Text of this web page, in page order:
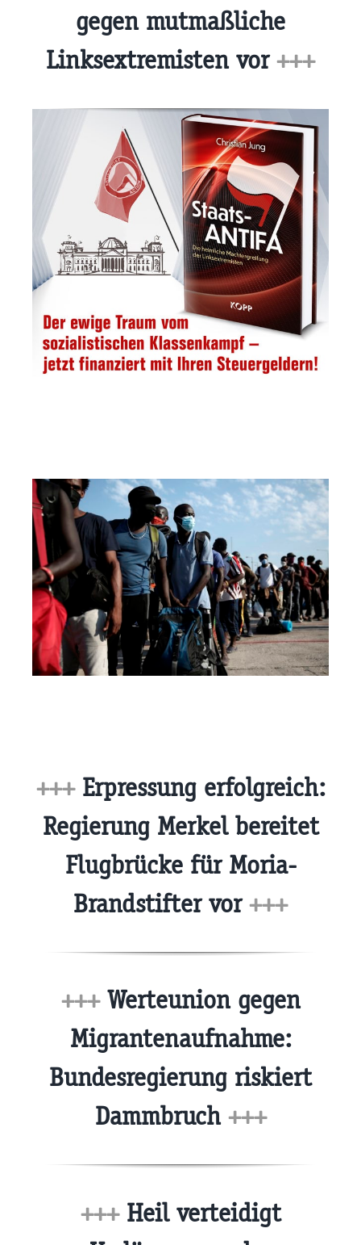
gegen mutmaßliche
Linksextremisten vor+++
+++Erpressung erfolgreich:
Regierung Merkel bereitet
Flugbrücke für Moria-
Brandstifter vor+++
+++Werteunion gegen
Migrantenaufnahme:
Bundesregierung riskiert
Dammbruch +++
+++Heil verteidigt